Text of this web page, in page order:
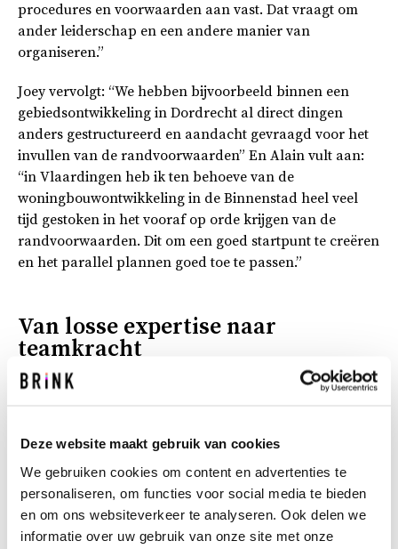
Deze website maakt gebruik van cookies
We gebruiken cookies om content en advertenties te
personaliseren, om functies voor social media te bieden
en om ons websiteverkeer te analyseren. Ook delen we
informatie over uw gebruik van onze site met onze
procedures en voorwaarden aan vast. Dat vraagt om
ander leiderschap en een andere manier van
organiseren.”
Joey vervolgt: “We hebben bijvoorbeeld binnen een
gebiedsontwikkeling in Dordrecht al direct dingen
anders gestructureerd en aandacht gevraagd voor het
invullen van de randvoorwaarden” En Alain vult aan:
“in Vlaardingen heb ik ten behoeve van de
woningbouwontwikkeling in de Binnenstad heel veel
tijd gestoken in het vooraf op orde krijgen van de
randvoorwaarden. Dit om een goed startpunt te creëren
en het parallel plannen goed toe te passen.”
Van losse expertise naar
teamkracht
Wat beide collega’s aanspreekt, is dat parallel plannen
open communicatie en flexibiliteit als kernwaarden.
“In de training stond samenwerking centraal,” zegt
Alain. “Daarbij werd ook ingegaan op de zachte kant
van samenwerking. Zo hebben we ook stilgestaan bij
weerstand, die kom je altijd tegen, en hoe je daar goed